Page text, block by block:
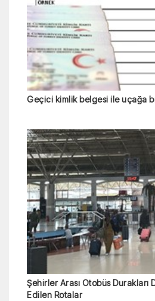
Geçici kimlik belgesi ile uçağa
Şehirler Arası Otobüs Durakları
Edilen Rotalar